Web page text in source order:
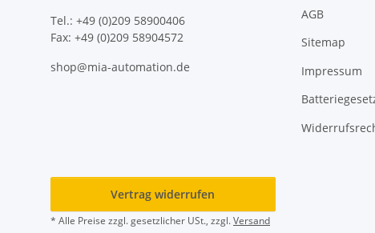
Tel.: +49 (0)209 58900406
Fax: +49 (0)209 58904572
shop@mia-automation.de
AGB
Sitemap
Impressum
Vertrag widerrufen
* Alle Preise zzgl. gesetzlicher USt., zzgl.Versand